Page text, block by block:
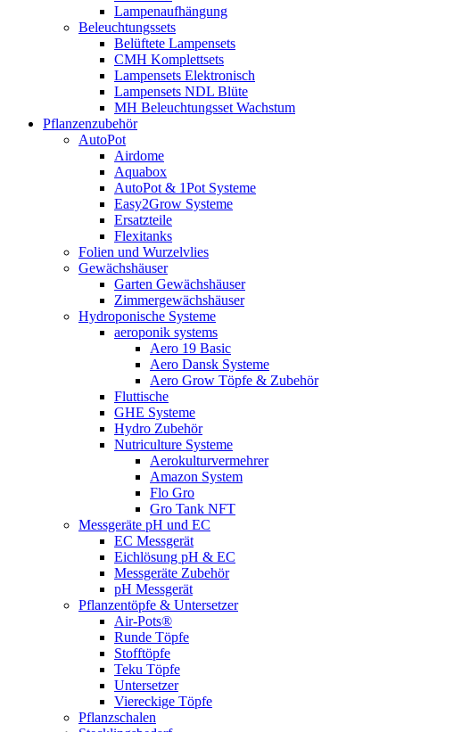
Lampenaufhängung
Beleuchtungssets
Belüftete Lampensets
CMH Komplettsets
Lampensets Elektronisch
Lampensets NDL Blüte
MH Beleuchtungsset Wachstum
Pflanzenzubehör
AutoPot
Airdome
Aquabox
AutoPot & 1Pot Systeme
Easy2Grow Systeme
Ersatzteile
Flexitanks
Folien und Wurzelvlies
Gewächshäuser
Garten Gewächshäuser
Zimmergewächshäuser
Hydroponische Systeme
aeroponik systems
Aero 19 Basic
Aero Dansk Systeme
Aero Grow Töpfe & Zubehör
Fluttische
GHE Systeme
Hydro Zubehör
Nutriculture Systeme
Aerokulturvermehrer
Amazon System
Flo Gro
Gro Tank NFT
Messgeräte pH und EC
EC Messgerät
Eichlösung pH & EC
Messgeräte Zubehör
pH Messgerät
Pflanzentöpfe & Untersetzer
Air-Pots®
Runde Töpfe
Stofftöpfe
Teku Töpfe
Untersetzer
Viereckige Töpfe
Pflanzschalen